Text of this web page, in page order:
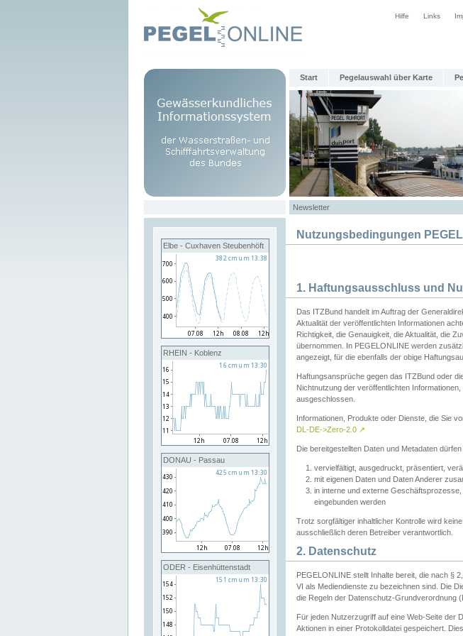
Hilfe Links
Start Pegelauswahl über Karte
Newsletter
Elbe - Cuxhaven Steubenhöft
RHEIN - Koblenz
DONAU - Passau
ODER - Eisenhüttenstadt
Nutzungsbedingungen
1. Haftungsausschluss und
Das ITZBund handelt im Auftrag der
Aktualität der veröffentlichten Informationen
Richtigkeit, die Genauigkeit, die Aktualität, die
übernommen. In PEGELONLINE werden
angezeigt, für die ebenfalls der obige
Haftungsansprüche gegen das ITZBund oder
Nichtnutzung der veröffentlichten
ausgeschlossen.
Informationen, Produkte oder Dienste, die Sie
DL-DE->Zero-2.0 ↗
Die bereitgestellten Daten und Metadaten
vervielfältigt, ausgedruckt, präsentiert,
mit eigenen Daten und Daten Anderer
in interne und externe
eingebunden werden
Trotz sorgfältiger inhaltlicher Kontrolle wird
ausschließlich deren Betreiber verantwortlich.
2. Datenschutz
PEGELONLINE stellt Inhalte bereit, die nach §
VI als Mediendienste zu bezeichnen sind. Die
die Regeln der Datenschutz-Grundverordnung
Für jeden Nutzerzugriff auf eine Web-Seite der
Aktionen in einer Protokolldatei gespeichert.